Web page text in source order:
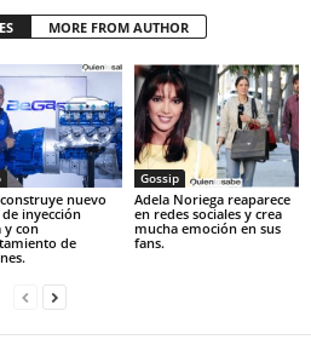
MORE FROM AUTHOR
construye nuevo
inyección
y con
de
Gossip
Adela Noriega reaparece
en redes sociales y crea
mucha emoción en sus
fans.